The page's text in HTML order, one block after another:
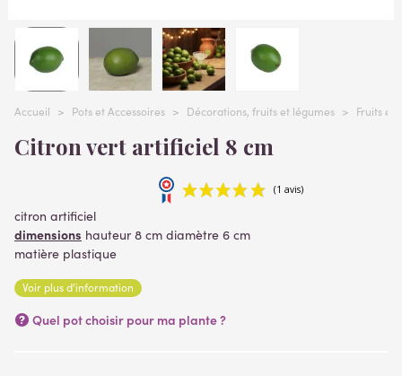
Accueil > Pots et Accessoires > Décorations, fruits et légumes > Fruits et
Citron vert artificiel 8 cm
citron artificiel
dimensions hauteur 8 cm diamètre 6 cm
matière plastique
Voir plus d'information
Quel pot choisir pour ma plante ?